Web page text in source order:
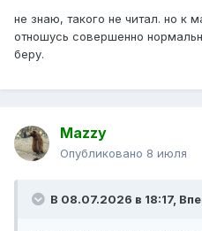
не знаю, такого не читал. но к
отношусь совершенно
беру.
Mazzy
Опубликовано 8 июля
В 08.07.2026 в 18:17,